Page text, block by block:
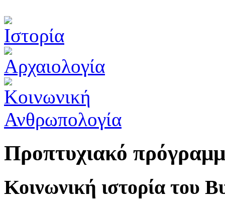
Προπτυχιακό
Κοινωνική ιστορία του